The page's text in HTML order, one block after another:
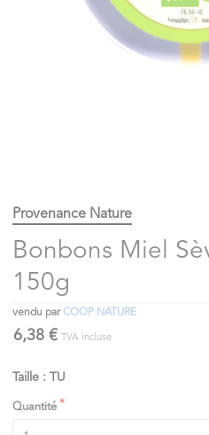
Provenance Nature
Bonbons Miel
150g
vendu parCOOP NATURE
6,38 € TVA incluse
Taille : TU
Quantité